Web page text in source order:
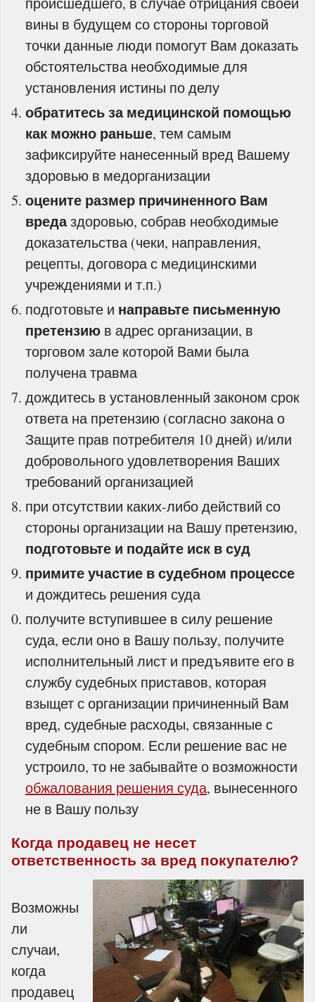
вины в будущем со стороны торговой
точки данные люди помогут Вам доказать
обстоятельства необходимые для
установления истины по делу
обратитесь за медицинской помощью
как можно раньше, тем самым
зафиксируйте нанесенный вред Вашему
здоровью в медорганизации
оцените размер причиненного Вам
вредаздоровью, собрав необходимые
доказательства (чеки, направления,
рецепты, договора с медицинскими
учреждениями и т.п.)
подготовьте и направьте письменную
претензию в адрес организации, в
торговом зале которой Вами была
получена травма
дождитесь в установленный законом срок
ответа на претензию (согласно закона о
Защите прав потребителя 10 дней) и/или
добровольного удовлетворения Ваших
требований организацией
при отсутствии каких-либо действий со
стороны организации на Вашу претензию,
подготовьте и подайте иск в суд
примите участие в судебном процессе
и дождитесь решения суда
получите вступившее в силу решение
суда, если оно в Вашу пользу, получите
исполнительный лист и предъявите его в
службу судебных приставов, которая
взыщет с организации причиненный Вам
вред, судебные расходы, связанные с
судебным спором. Если решение вас не
устроило, то не забывайте о возможности
обжалования решения суда, вынесенного
не в Вашу пользу
Когда продавец не несет
ответственность за вред покупателю?
Возможны
ли
случаи,
когда
продавец